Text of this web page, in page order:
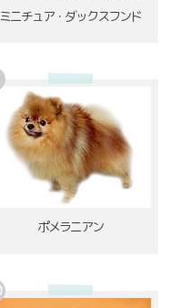
ミニチュア・ダックスフンド
ポメラニアン